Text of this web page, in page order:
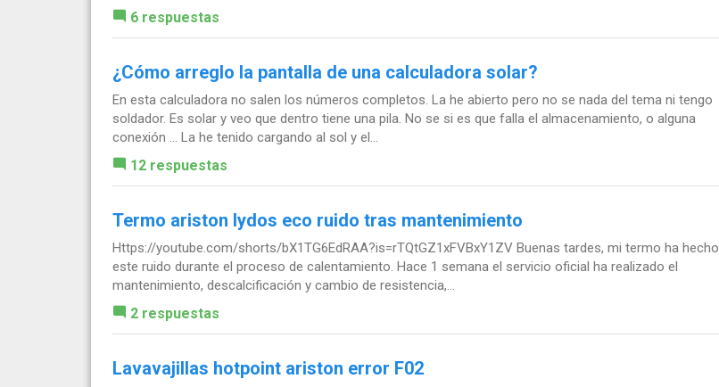
6 respuestas
¿Cómo arreglo la pantalla de una calculadora solar?
En esta calculadora no salen los números completos. La he abierto pero no se nada del tema ni tengo
soldador. Es solar y veo que dentro tiene una pila. No se si es que falla el almacenamiento, o alguna
conexión ... La he tenido cargando al sol y el...
12 respuestas
Termo ariston lydos eco ruido tras mantenimiento
Https://youtube.com/shorts/bX1TG6EdRAA?is=rTQtGZ1xFVBxY1ZV Buenas tardes, mi termo ha hecho
este ruido durante el proceso de calentamiento. Hace 1 semana el servicio oficial ha realizado el
mantenimiento, descalcificación y cambio de resistencia,...
2 respuestas
Lavavajillas hotpoint ariston error F02